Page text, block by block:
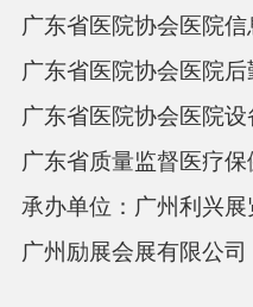
广东省医院协会医院
广东省医院协会医院
广东省医院协会医院
广东省质量监督医疗
承办单位： 广州利兴
广州励展会展有限公司